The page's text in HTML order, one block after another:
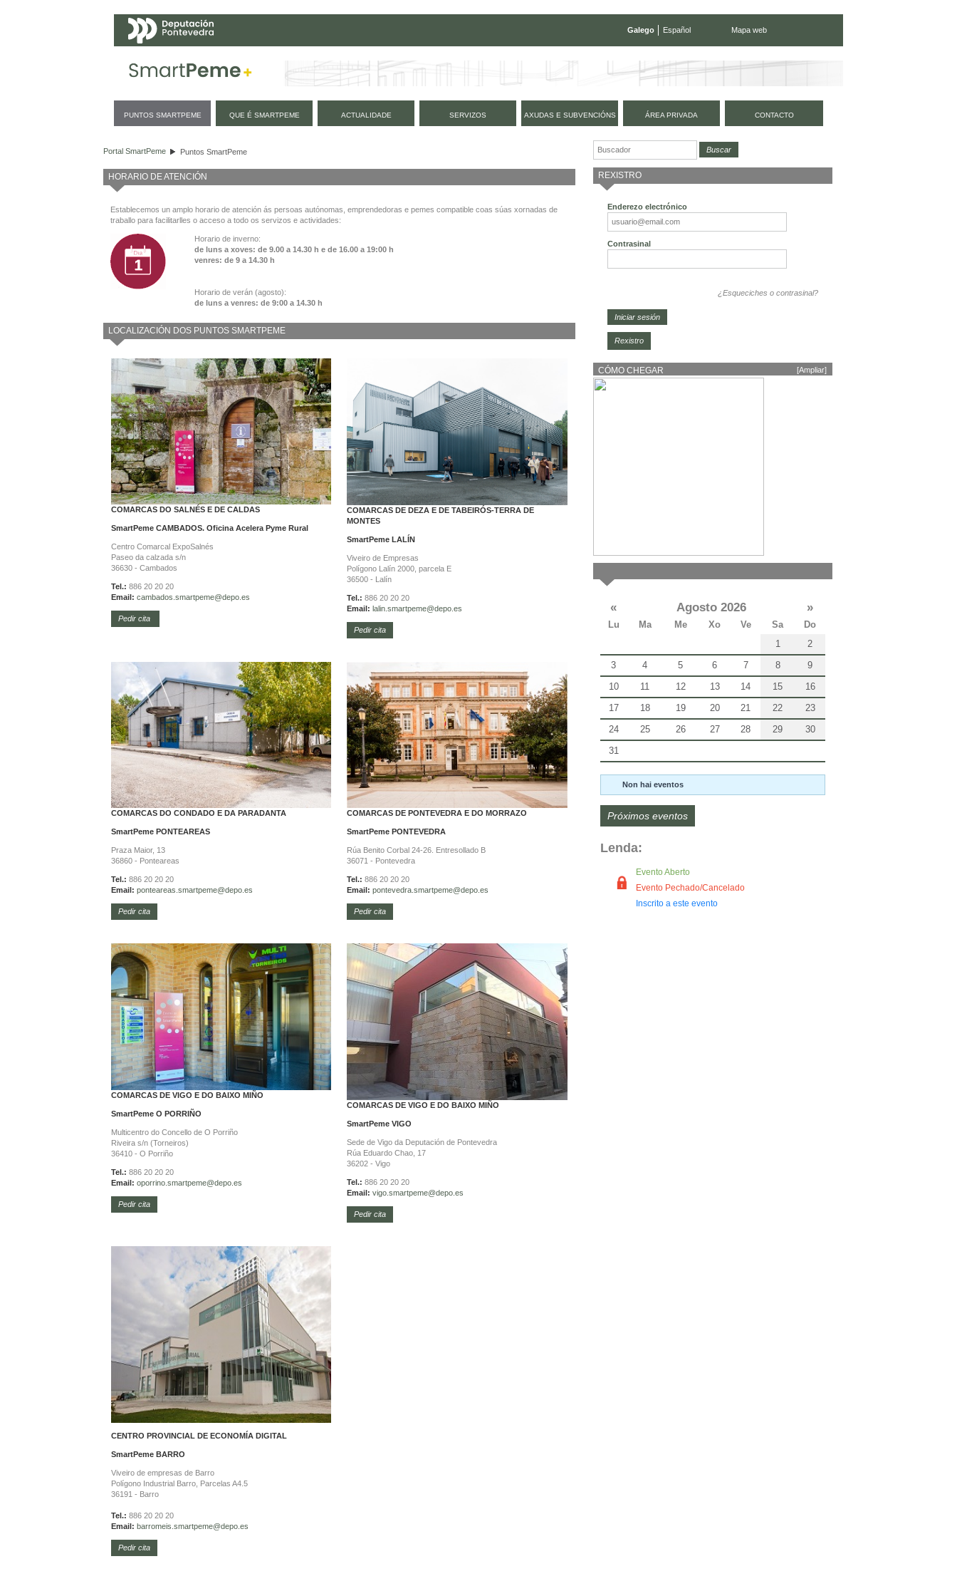
Galego Español Mapa web
PUNTOS SMARTPEME QUE É SMARTPEME ACTUALIDADE SERVIZOS AXUDAS E SUBVENCIÓNS ÁREA PRIVADA CONTACTO
Portal SmartPeme Puntos SmartPeme
HORARIO DE ATENCIÓN
Establecemos un amplo horario de atención ás persoas autónomas, emprendedoras e pemes compatible coas súas xornadas de
traballo para facilitarlles o acceso a todo os servizos e actividades:
Horario de inverno:
de luns a xoves: de 9.00 a 14.30 h e de 16.00 a 19:00 h
venres: de 9 a 14.30 h
Horario de verán (agosto):
de luns a venres: de 9:00 a 14.30 h
LOCALIZACIÓN DOS PUNTOS SMARTPEME
COMARCAS DO SALNÉS E DE CALDAS
SmartPeme CAMBADOS. Oficina Acelera Pyme Rural
Centro Comarcal ExpoSalnés
Paseo da calzada s/n
36630 - Cambados
Tel.: 886 20 20 20
Email: cambados.smartpeme@depo.es
Pedir cita
COMARCAS DE DEZA E DE TABEIRÓS-TERRA DE
MONTES
SmartPeme LALÍN
Viveiro de Empresas
Polígono Lalín 2000, parcela E
36500 - Lalín
Tel.: 886 20 20 20
Email: lalin.smartpeme@depo.es
Pedir cita
COMARCAS DO CONDADO E DA PARADANTA
SmartPeme PONTEAREAS
Praza Maior, 13
36860 - Ponteareas
Tel.: 886 20 20 20
Email: ponteareas. smartpeme@depo.es
Pedir cita
COMARCAS DE PONTEVEDRA E DO MORRAZO
SmartPeme PONTEVEDRA
Rúa Benito Corbal 24-26. Entresollado B
36071 - Pontevedra
Tel.: 886 20 20 20
Email: pontevedra.smartpeme@depo.es
Pedir cita
COMARCAS DE VIGO E DO BAIXO MIÑO
SmartPeme O PORRIÑO
Multicentro do Concello de O Porriño
Riveira s/n (Torneiros)
36410 - O Porriño
Tel.: 886 20 20 20
Email: oporrino. smartpeme@depo.es
Pedir cita
COMARCAS DE VIGO E DO BAIXO MIÑO
SmartPemeVIGO
Sede de Vigo da Deputación de Pontevedra
Rúa Eduardo Chao, 17
36202 - Vigo
Tel.: 886 20 20 20
Email: vigo.smartpeme@depo.es
Pedir cita
CENTRO PROVINCIAL DE ECONOMÍA DIGITAL
SmartPeme BARRO
Viveiro de empresas de Barro
Polígono Industrial Barro, Parcelas A4.5
36191 - Barro
Tel.: 886 20 20 20
Email: barromeis.smartpeme@depo.es
Pedir cita
REXISTRO
Enderezo electrónico
Contrasinal
¿Esqueciches o contrasinal?
Rexistro
[Ampliar]
CÓMO CHEGAR
« Agosto 2026 »
Lu Ma Me Xo Ve Sa
Do
1
2
3
4 5 6 7 8
9
10
11 12 13 14 15
16
17
18 19 20 21 22
23
24
25 26 27 28 29
30
31
Non hai eventos
Próximos eventos
Lenda:
Evento Aberto
Evento Pechado/Cancelado
Inscrito a este evento